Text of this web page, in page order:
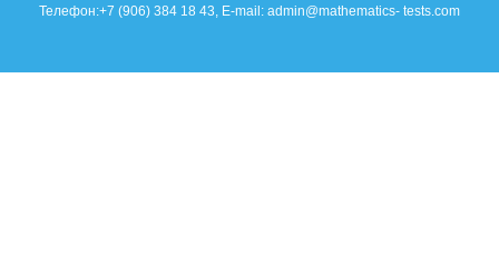
Телефон:+7 (906) 384 18 43, E-mail: admin@mathematics- tests.com